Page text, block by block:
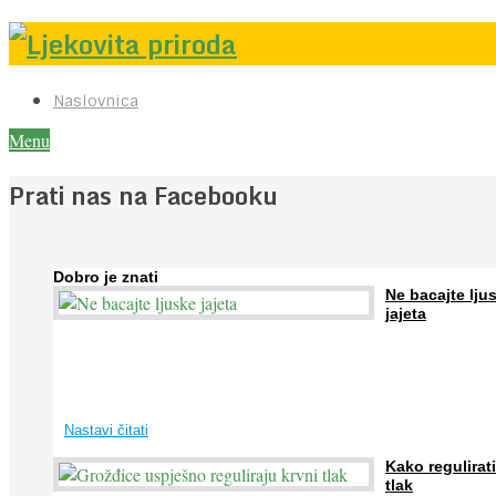
Naslovnica
Menu
Dobro je znati
Ne bacajte
jajeta
Nastavi čitati
Kako
tlak
Prati nas na Facebooku